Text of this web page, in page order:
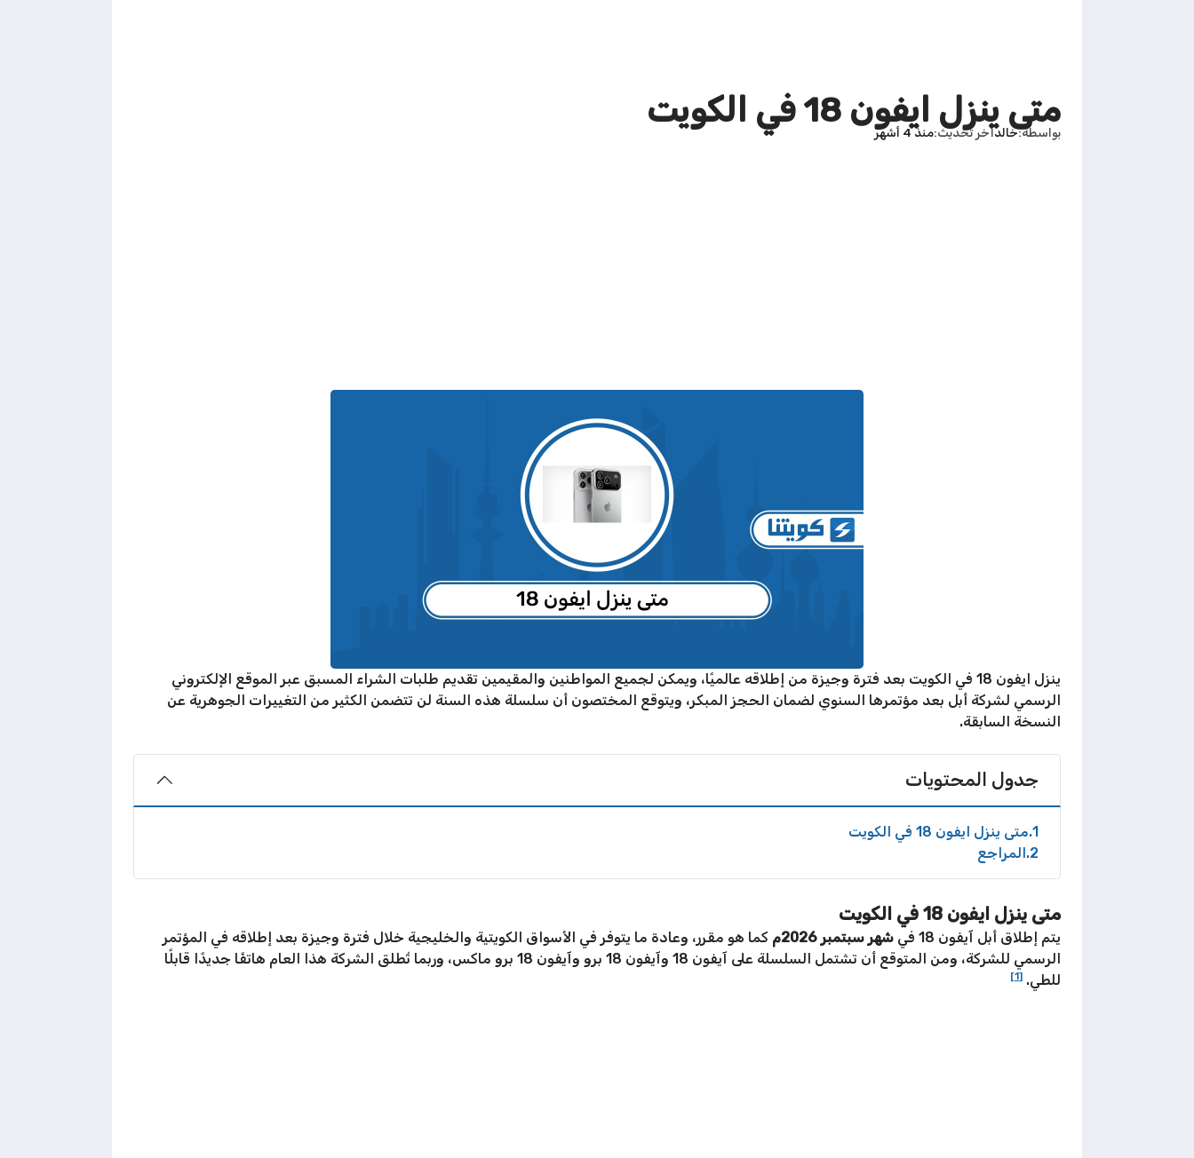
متى ينزل ايفون 18 في الكويت
بواسطة خالدآخر تحديث منذ 4 أشهر
ينزل ايفون 18 في الكويت بعد فترة وجيزة من إطلاقه عالميًا، ويمكن لجميع المواطنين والمقيمين تقديم طلبات الشراء المسبق عبر الموقع الإلكتروني
الرسمي لشركة أبل بعد مؤتمرها السنوي لضمان الحجز المبكر، ويتوقع المختصون أن سلسلة هذه السنة لن تتضمن الكثير من التغييرات الجوهرية عن
النسخة السابقة.
جدول المحتويات
1 متى ينزل ايفون 18 في الكويت
2 المراجع
متى ينزل ايفون 18 في الكويت
يتم إطلاق أبل آيفون 18 في شهر سبتمبر 2026م
كما هو مقرر، وعادة ما يتوفر في الأسواق الكويتية والخليجية خلال فترة وجيزة بعد إطلاقه في المؤتمر
الرسمي للشركة، ومن المتوقع أن تشتمل السلسلة على آيفون 18 وآيفون 18 برو وآيفون 18 برو ماكس، وربما تُطلق الشركة هذا العام هاتفًا جديدًا قابلًا
للطي. [1]